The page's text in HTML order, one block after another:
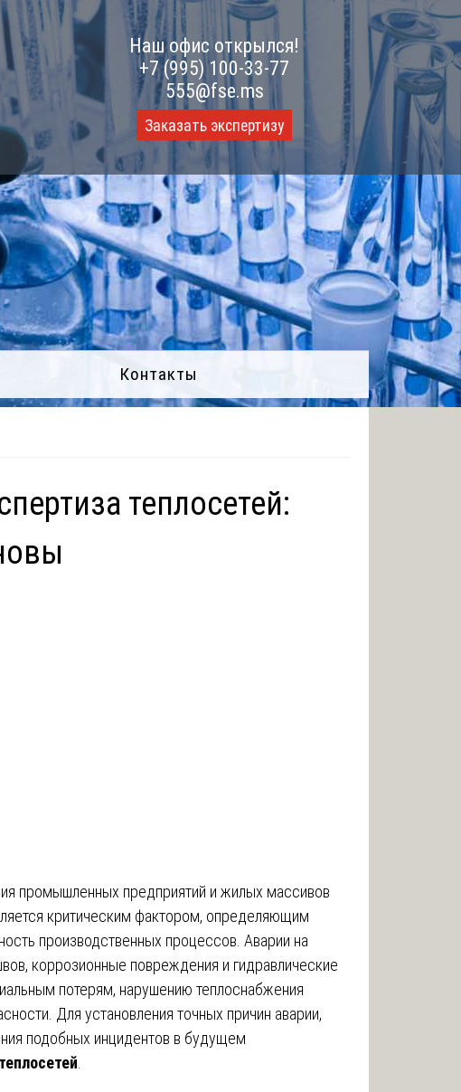
Наш офис открылся!
+7 (995) 100-33-77
555@fse.ms
Заказать экспертизу
Контакты
теплосетей:
промышленных предприятий и жилых массивов
критическим фактором, определяющим
производственных процессов. Аварии на
коррозионные повреждения и гидравлические
потерям, нарушению теплоснабжения
Для установления точных причин аварии,
подобных инцидентов в будущем